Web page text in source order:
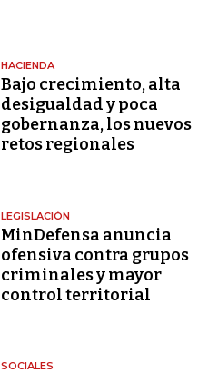
HACIENDA
Bajo crecimiento, alta
desigualdad y poca
gobernanza, los nuevos
retos regionales
LEGISLACIÓN
MinDefensa anuncia
ofensiva contra grupos
criminales y mayor
control territorial
SOCIALES